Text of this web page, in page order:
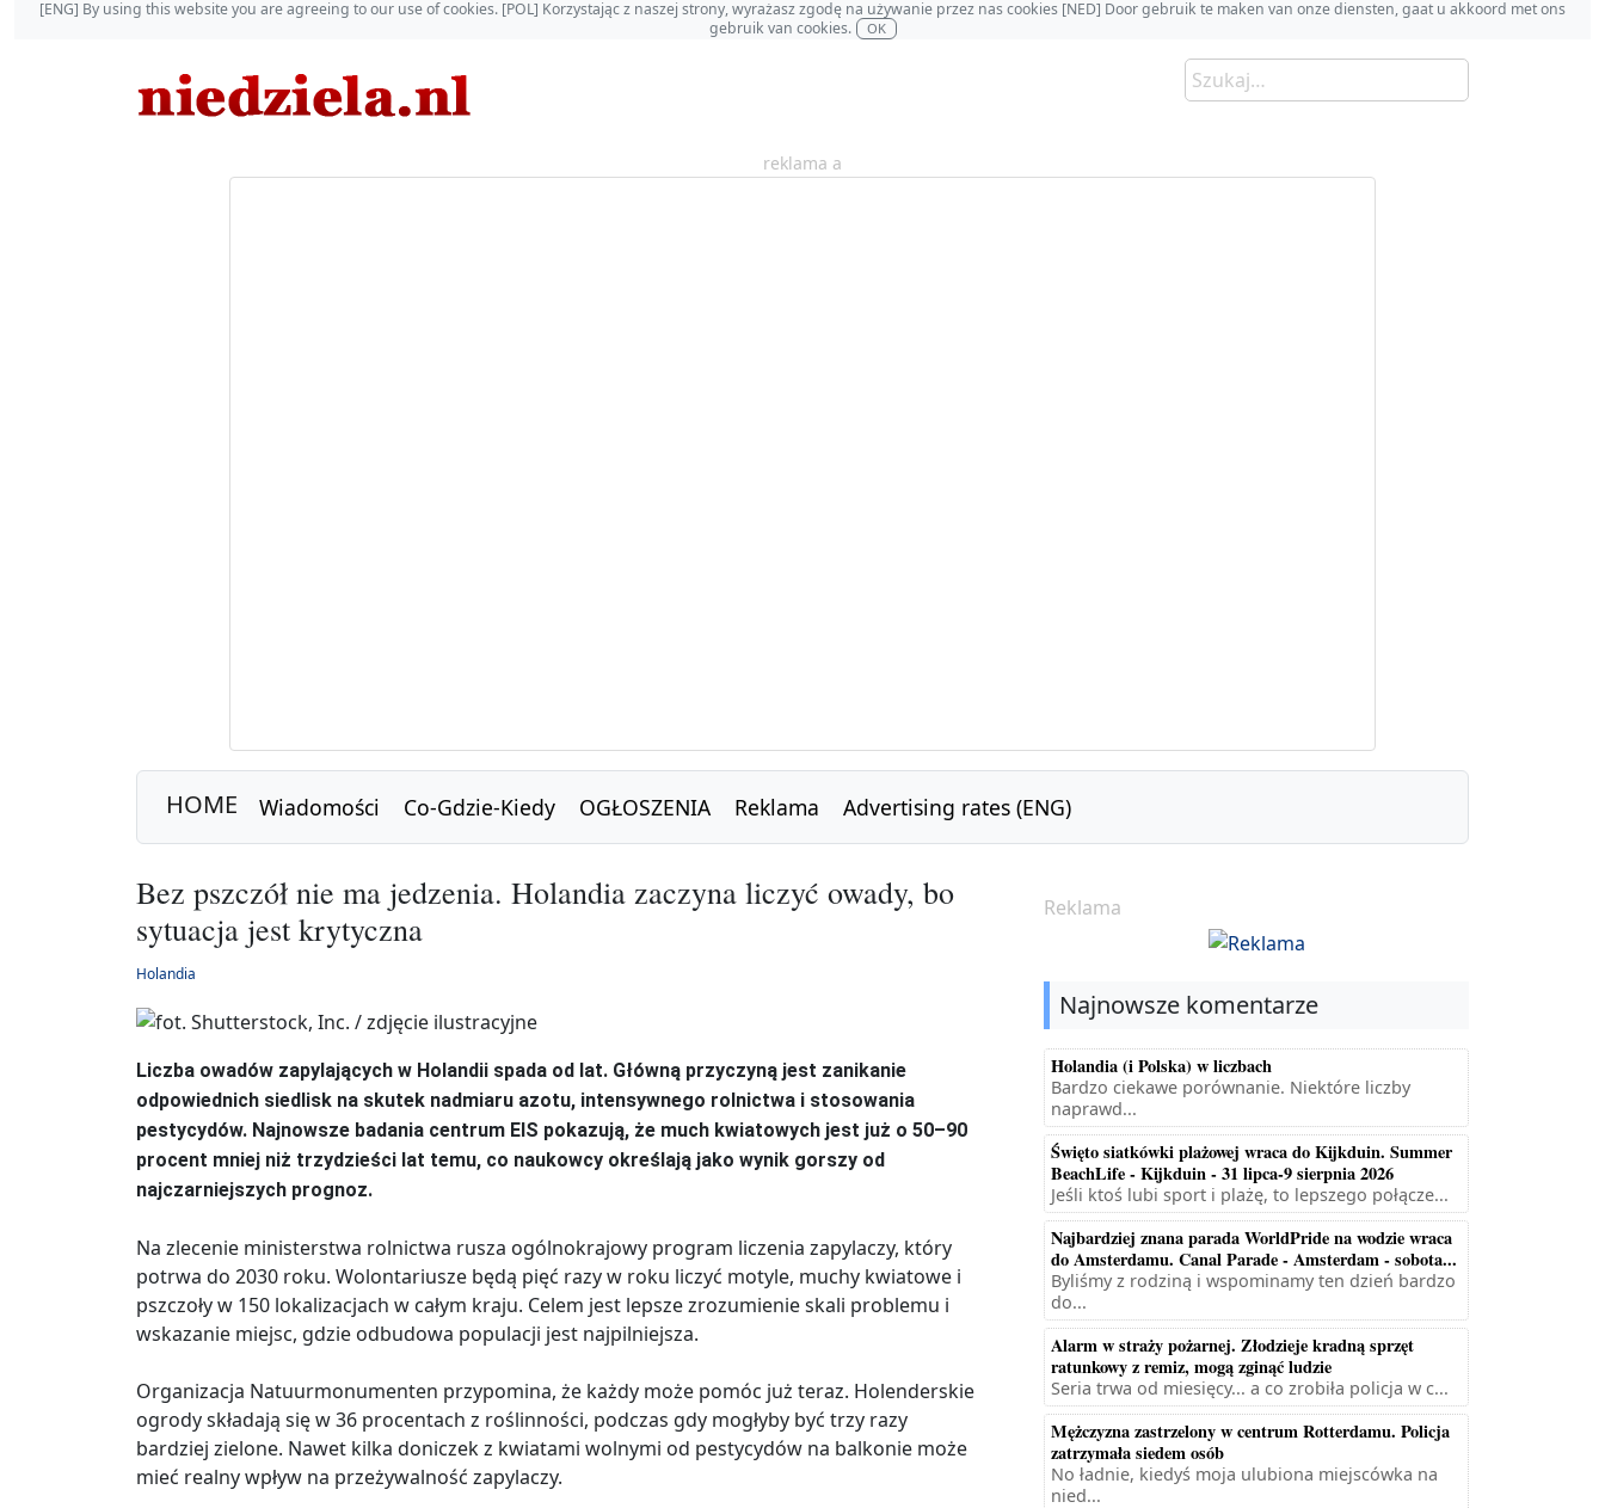
[ENG] By using this website you are agreeing to our use of cookies. [POL] Korzystając z naszej strony, wyrażasz zgodę na używanie przez nas cookies [NED] Door gebruik te maken van onze diensten, gaat u akkoord met ons
gebruik van cookies.
OK
reklama a
HOME Wiadomości Co-Gdzie-Kiedy OGŁOSZENIA Reklama Advertising rates (ENG)
Bez pszczół nie ma jedzenia. Holandia zaczyna liczyć owady, bo
sytuacja jest krytyczna
Holandia
Liczba owadów zapylających w Holandii spada od lat. Główną przyczyną jest zanikanie
odpowiednich siedlisk na skutek nadmiaru azotu, intensywnego rolnictwa i stosowania
pestycydów. Najnowsze badania centrum EIS pokazują, że much kwiatowych jest już o 50–90
procent mniej niż trzydzieści lat temu, co naukowcy określają jako wynik gorszy od
najczarniejszych prognoz.
Na zlecenie ministerstwa rolnictwa rusza ogólnokrajowy program liczenia zapylaczy, który
potrwa do 2030 roku. Wolontariusze będą pięć razy w roku liczyć motyle, muchy kwiatowe i
pszczoły w 150 lokalizacjach w całym kraju. Celem jest lepsze zrozumienie skali problemu i
wskazanie miejsc, gdzie odbudowa populacji jest najpilniejsza.
Organizacja Natuurmonumenten przypomina, że każdy może pomóc już teraz. Holenderskie
ogrody składają się w 36 procentach z roślinności, podczas gdy mogłyby być trzy razy
bardziej zielone. Nawet kilka doniczek z kwiatami wolnymi od pestycydów na balkonie może
mieć realny wpływ na przeżywalność zapylaczy.
Reklama
Najnowsze komentarze
Holandia (i Polska) w liczbach
Bardzo ciekawe porównanie. Niektóre liczby
naprawd...
Święto siatkówki plażowej wraca do Kijkduin. Summer
BeachLife - Kijkduin - 31 lipca-9 sierpnia 2026
Jeśli ktoś lubi sport i plażę, to lepszego połącze...
Najbardziej znana parada WorldPride na wodzie wraca
do Amsterdamu. Canal Parade - Amsterdam - sobota...
Byliśmy z rodziną i wspominamy ten dzień bardzo
do...
Alarm w straży pożarnej. Złodzieje kradną sprzęt
ratunkowy z remiz, mogą zginąć ludzie
Seria trwa od miesięcy... a co zrobiła policja w c...
Mężczyzna zastrzelony w centrum Rotterdamu. Policja
zatrzymała siedem osób
No ładnie, kiedyś moja ulubiona miejscówka na
nied...